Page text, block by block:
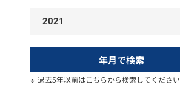
2021
年月で検索
過去5年以前はこちらから検索してください